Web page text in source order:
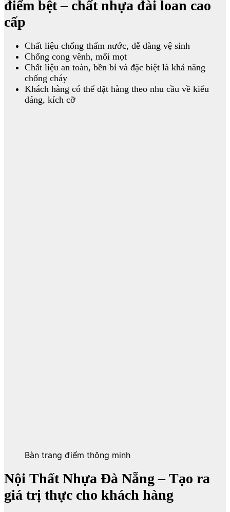
điểm bệt – chất nhựa đài loan cao
cấp
Chất liệu chống thấm nước, dễ dàng vệ sinh
Chống cong vênh, mối mọt
Chất liệu an toàn, bền bỉ và đặc biệt là khả năng
chống cháy
Khách hàng có thể đặt hàng theo nhu cầu về kiểu
dáng, kích cỡ
Bàn trang điểm thông minh
Nội Thất Nhựa Đà Nẵng – Tạo ra
giá trị thực cho khách hàng